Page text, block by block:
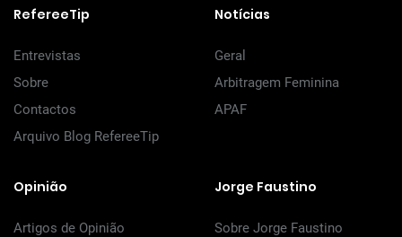
RefereeTip
Entrevistas
Sobre
Contactos
Arquivo Blog RefereeTip
Notícias
Geral
Arbitragem Feminina
APAF
Opinião
Artigos de Opinião
Jorge Faustino
Sobre Jorge Faustino